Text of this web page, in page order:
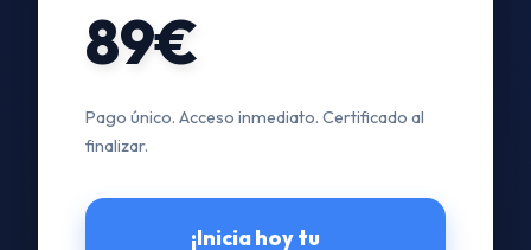
89€
Pago único. Acceso inmediato. Certificado al
finalizar.
¡Inicia hoy tu